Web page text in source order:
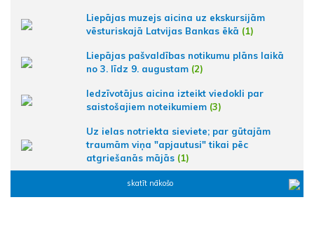
Liepājas muzejs aicina uz ekskursijām
vēsturiskajā Latvijas Bankas ēkā (1)
Liepājas pašvaldības notikumu plāns laikā
no 3. līdz 9. augustam (2)
Iedzīvotājus aicina izteikt viedokli par
saistošajiem noteikumiem (3)
Uz ielas notriekta sieviete; par gūtajām
traumām viņa "apjautusi" tikai pēc
atgriešanās mājās (1)
skatīt nākošo